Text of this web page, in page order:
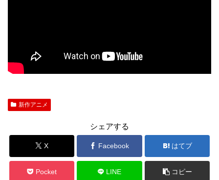
新作アニメ
シェアする
X Facebook はてブ
Pocket LINE コピー